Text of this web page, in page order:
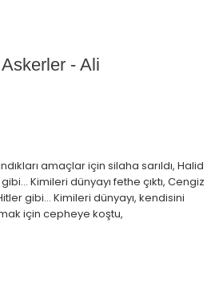
- Ali
amaçlar için silaha sarıldı, Halid
Kimileri dünyayı fethe çıktı, Cengiz
gibi... Kimileri dünyayı, kendisini
için cepheye koştu,